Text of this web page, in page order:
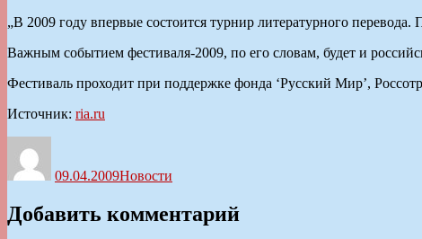
„В 2009 году впервые состоится турнир литературного
Важным событием фестиваля-2009, по его словам, будет и
Фестиваль проходит при поддержке фонда ‘Русский Мир’,
Источник: ria.ru
09.04.2009Новости
Добавить комментарий